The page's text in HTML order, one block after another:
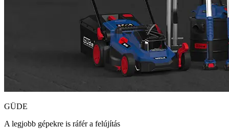
GÜDE
A legjobb gépekre is ráfér a felújítás